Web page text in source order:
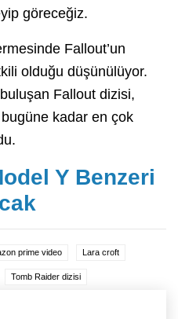
göreceğiz.
Fallout’un
olduğu düşünülüyor.
Fallout dizisi,
kadar en çok
Y Benzeri
prime video Lara croft
Tomb Raider dizisi